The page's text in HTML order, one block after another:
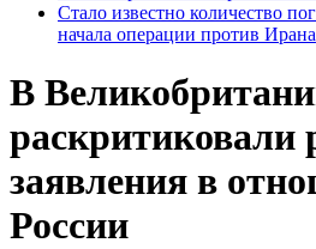
Стало известно количество
начала операции против Ирана
В
раскритиковали
заявления в
России